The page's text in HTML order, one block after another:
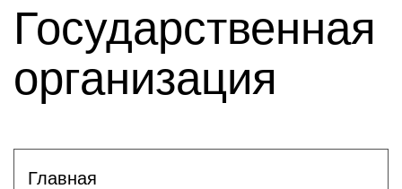
Государственная
организация
Главная